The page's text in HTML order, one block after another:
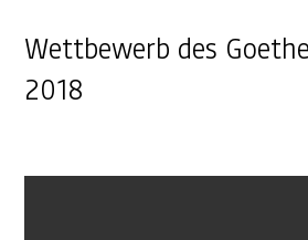
Wettbewerb des
2018